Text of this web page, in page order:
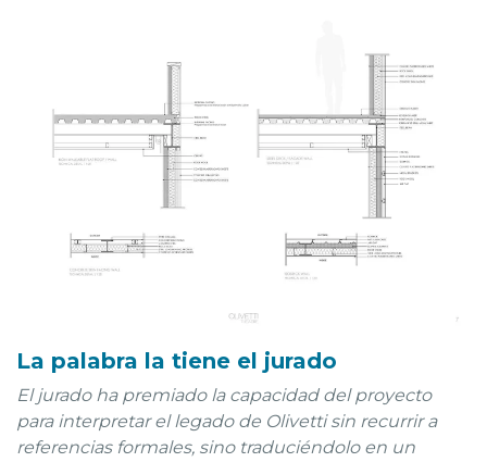
La palabra la tiene el jurado
El jurado ha premiado la capacidad del proyecto
para interpretar el legado de Olivetti sin recurrir a
referencias formales, sino traduciéndolo en un